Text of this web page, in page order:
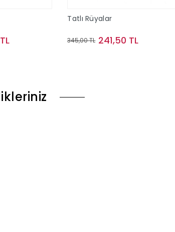
Tatlı Rüyalar
345,00 TL 241,50 TL